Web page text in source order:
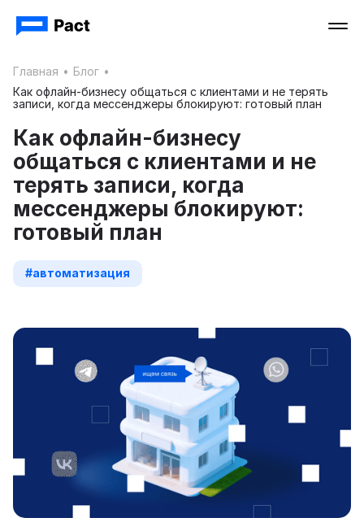
Главная • Блог •
Как офлайн-бизнесу общаться с клиентами и не терять
записи, когда мессенджеры блокируют: готовый план
Как офлайн-бизнесу
общаться с клиентами и не
терять записи, когда
мессенджеры блокируют:
готовый план
#автоматизация